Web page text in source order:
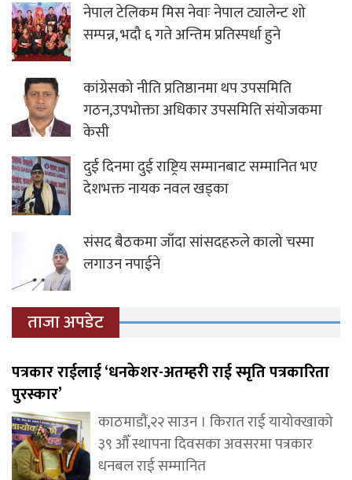
नेपाल टेलिकम मिस नेवाः नेपाल ट्यालेन्ट शो
सम्पन्न, भदौ ६ गते अन्तिम प्रतिस्पर्धा हुने
कांग्रेसको नीति प्रतिष्ठानमा थप उपसमिति
गठन,उपभोक्ता अधिकार उपसमिति संयोजकमा
केसी
दुई दिनमा दुई राष्ट्रिय सम्मानबाट सम्मानित भए
देशभक्त नायक नवल खड्का
संसद बैठकमा जाँदा सांसदहरुले कालो चस्मा
लगाउन नपाईने
ताजा अपडेट
पत्रकार राईलाई ‘धनकेशर-अतम्हरी राई स्मृति पत्रकारिता
पुरस्कार’
काठमाडौं,२२ साउन । किरात राई यायोक्खाको
३९ औँ स्थापना दिवसका अवसरमा पत्रकार
धनबल राई सम्मानित